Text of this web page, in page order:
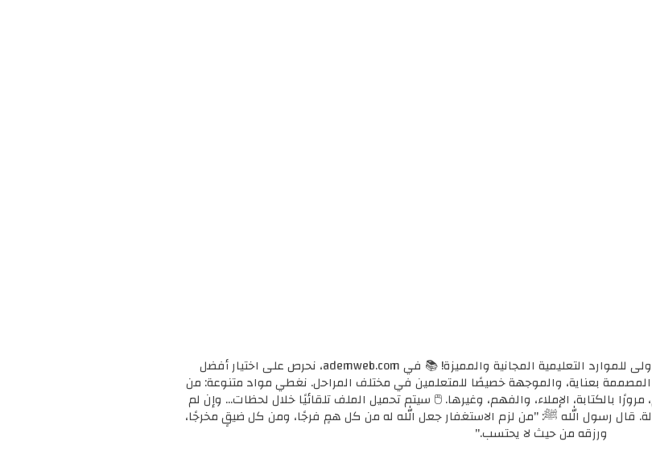
🎓 مرحبًا بك في ademweb.com – وجهتك الأولى للموارد التعليمية المجانية والمميزة! 📚 في ademweb.com، نحرص على اختيار أفضل
المصممة بعناية، والموجهة خصيصًا للمتعلمين في مختلف المراحل. نغطي مواد متنوعة: من
مرورًا بالكتابة، الإملاء، والفهم، وغيرها. 🖱️ سيتم تحميل الملف تلقائيًا خلال لحظات... وإن لم
قال رسول الله ﷺ: "من لزم الاستغفار جعل الله له من كل همٍ فرجًا، ومن كل ضيقٍ مخرجًا،
ورزقه من حيث لا يحتسب."